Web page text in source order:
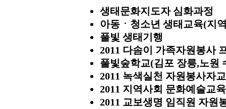
생태문화지도자 심화과정
아동ㆍ청소년 생태교육(지
풀빛 생태기행
2011 다솜이 가족자원봉사
풀빛숲학교(김포 장릉,노원
2011 녹색실천 자원봉사자
2011 지역사회 문화예술교
2011 교보생명 임직원 자원